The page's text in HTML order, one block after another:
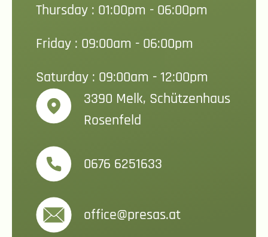
Thursday : 01:00pm - 06:00pm
Friday : 09:00am - 06:00pm
Saturday : 09:00am - 12:00pm
3390 Melk, Schützenhaus
Rosenfeld
0676 6251633
office@presas.at